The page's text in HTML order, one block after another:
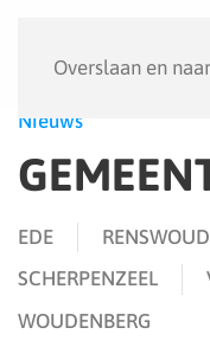
Overslaan en
Nieuws
EDE
SCHERPENZEEL
WOUDENBERG